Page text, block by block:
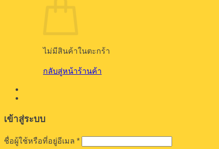
ไม่มีสินค้าในตะกร้า
กลับสู่หน้าร้านค้า
เข้าสู่ระบบ
ชื่อผู้ใช้หรือที่อยู่อีเมล *ต้องการ